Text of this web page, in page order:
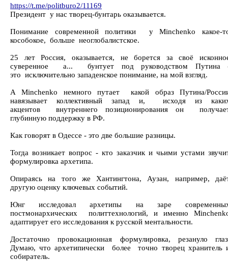
https://t.me/politburo2/11169
Президент у нас творец-бунтарь оказывается.
Понимание современной политики у Minchenko какое-
кособокое, больше неоглобалистское.
25 лет Россия, оказывается, не борется за своё
суверенное а... бунтует под руководством Путина
это исключительно западенское понимание, на мой взгляд.
А Minchenko немного путает какой образ Путина/
навязывает коллективный запад и, исходя из
акцентов внутреннего позиционирования он
глубинную поддержку в РФ.
Как говорят в Одессе - это две большие разницы.
Тогда возникает вопрос - кто заказчик и чьими устами
формулировка архетипа.
Опираясь на того же Хантингтона, Аузан, например,
другую оценку ключевых событий.
Юнг исследовал архетипы на заре
постмонархических политтехнологий, и именно
адаптирует его исследования к русской ментальности.
Достаточно провокационная формулировка, резануло
Думаю, что архетипически более точно творец хранитель
собиратель.